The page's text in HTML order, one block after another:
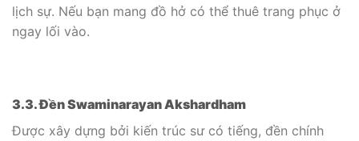
lịch sự. Nếu bạn mang đồ hở có thể thuê trang phục ở
ngay lối vào.
3.3. Đền Swaminarayan Akshardham
Được xây dựng bởi kiến trúc sư có tiếng, đền chính